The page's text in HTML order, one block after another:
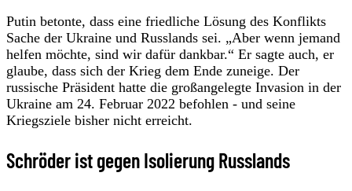
Putin betonte, dass eine friedliche Lösung des Konflikts
Sache der Ukraine und Russlands sei. „Aber wenn jemand
helfen möchte, sind wir dafür dankbar.“ Er sagte auch, er
glaube, dass sich der Krieg dem Ende zuneige. Der
russische Präsident hatte die großangelegte Invasion in der
Ukraine am 24. Februar 2022 befohlen - und seine
Kriegsziele bisher nicht erreicht.
Schröder ist gegen Isolierung Russlands